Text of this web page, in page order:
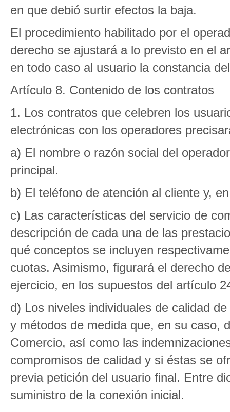
en que debió surtir efectos la baja.
El procedimiento habilitado por el
derecho se ajustará a lo previsto en el
en todo caso al usuario la constancia
Artículo 8. Contenido de los contratos
1. Los contratos que celebren los
electrónicas con los operadores
a) El nombre o razón social del
principal.
b) El teléfono de atención al cliente y,
c) Las características del servicio de
descripción de cada una de las
qué conceptos se incluyen
cuotas. Asimismo, figurará el derecho
ejercicio, en los supuestos del artículo
d) Los niveles individuales de calidad
y métodos de medida que, en su caso,
Comercio, así como las
compromisos de calidad y si éstas se
previa petición del usuario final. Entre
suministro de la conexión inicial.